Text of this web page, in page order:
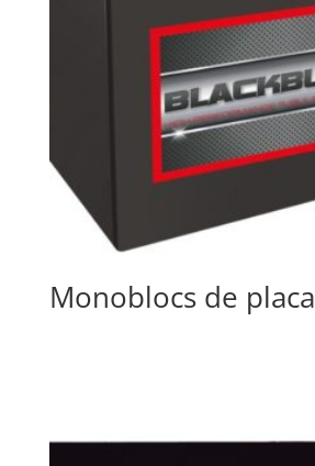
Monoblocs de